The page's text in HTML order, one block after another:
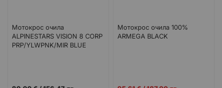
Мотокрос очила
ALPINESTARS VISION 8 CORP
PRP/YLWPNK/MIR BLUE
Мотокрос очила 100%
ARMEGA BLACK